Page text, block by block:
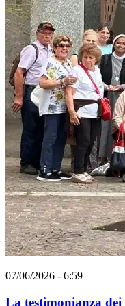
07/06/2026 - 6:59
La testimonianza